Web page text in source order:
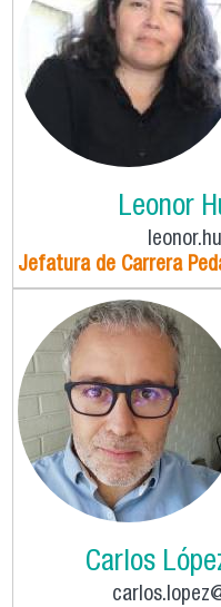
Leonor
Jefatura de Carrera
Carlos